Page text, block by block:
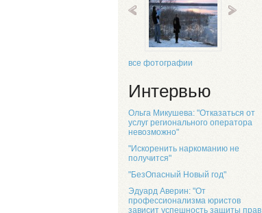
все фотографии
Интервью
Ольга Микушева: "Отказаться от
услуг регионального оператора
невозможно"
"Искоренить наркоманию не
получится"
"БезОпасный Новый год"
Эдуард Аверин: "От
профессионализма юристов
зависит успешность защиты прав